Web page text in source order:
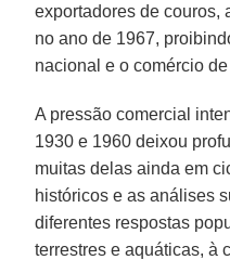
exportadores de couros,
no ano de 1967,
nacional e o comércio
A pressão comercial
1930 e 1960 deixou
muitas delas ainda em
históricos e as análises
diferentes respostas
terrestres e aquáticas, à